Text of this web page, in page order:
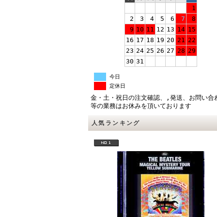
1
2
3 4 5 6 7
8
9 10 11 12 13 14 15
16 17 18 19 20 21 22
23 24 25 26 27 28 29
30 31
今日
定休日
金・土・祝日の注文確認、,発送、お問い合
等の業務はお休みを頂いております
人気ランキング